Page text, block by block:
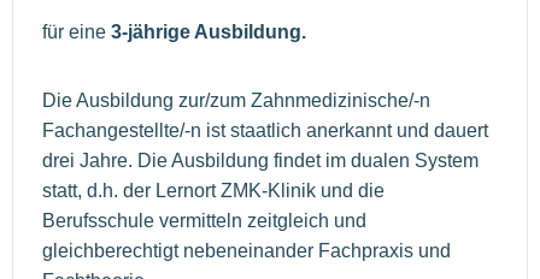
für eine 3-jährige Ausbildung.
Die Ausbildung zur/zum Zahnmedizinische/-n
Fachangestellte/-n ist staatlich anerkannt und dauert
drei Jahre. Die Ausbildung findet im dualen System
statt, d.h. der Lernort ZMK-Klinik und die
Berufsschule vermitteln zeitgleich und
gleichberechtigt nebeneinander Fachpraxis und